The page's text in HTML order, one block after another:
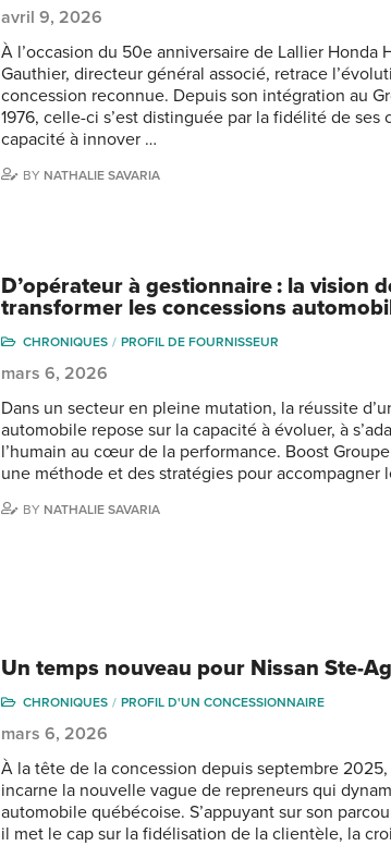
avril 9, 2026
À l’occasion du 50e anniversaire de Lallier Honda
Gauthier, directeur général associé, retrace
concession reconnue. Depuis son intégration au
1976, celle-ci s’est distinguée par la fidélité de ses
capacité à innover …
BY NATHALIE SAVARIA
D’opérateur à gestionnaire : la vision
transformer les concessions
CHRONIQUES PROFIL DE FOURNISSEUR
mars 6, 2026
Dans un secteur en pleine mutation, la réussite
automobile repose sur la capacité à évoluer, à
l’humain au cœur de la performance. Boost
une méthode et des stratégies pour accompagner
BY NATHALIE SAVARIA
Un temps nouveau pour Nissan Ste-
CHRONIQUES PROFIL D'UN CONCESSIONNAIRE
mars 6, 2026
À la tête de la concession depuis septembre
incarne la nouvelle vague de repreneurs qui
automobile québécoise. S’appuyant sur son
il met le cap sur la fidélisation de la clientèle, la